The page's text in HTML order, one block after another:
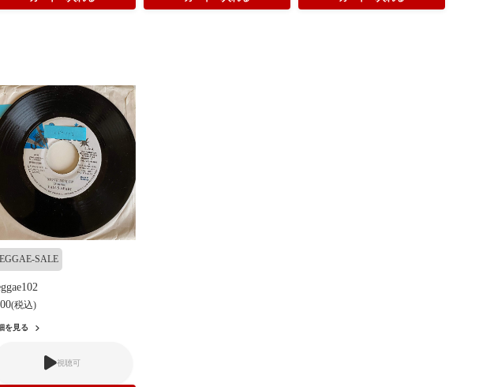
SALE
(税込)
を見る
視聴可